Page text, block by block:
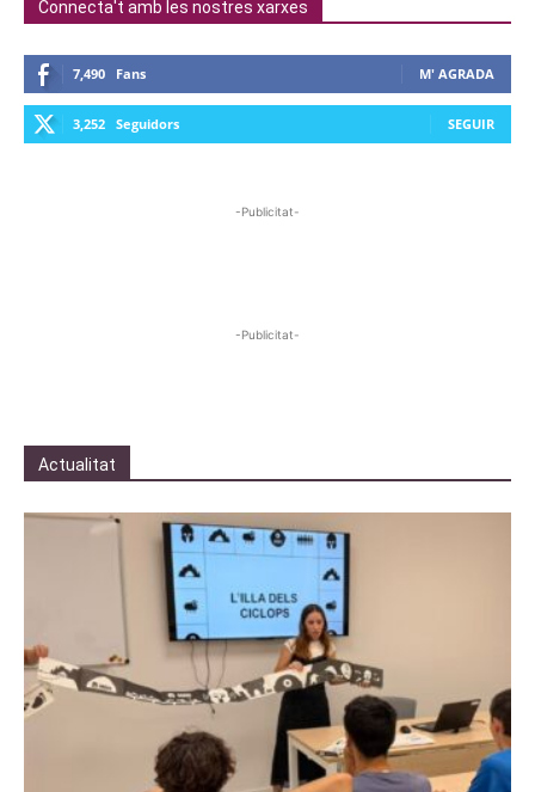
Connecta't amb les nostres xarxes
7,490 Fans M' AGRADA
3,252 Seguidors SEGUIR
-Publicitat-
-Publicitat-
Actualitat